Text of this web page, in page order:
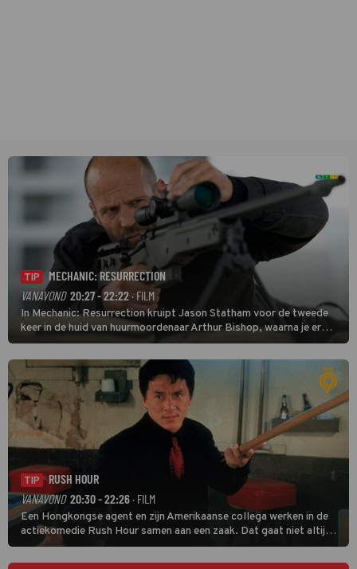
TIP
MECHANIC: RESURRECTION
VANAVOND 20:27 - 22:22· FILM
In Mechanic: Resurrection kruipt Jason Statham voor de tweede
keer in de huid van huurmoordenaar Arthur Bishop, waarna je er
donder op kunt zeggen dat er van Bishops geplande pensioen niet
veel terechtkomt.
TIP
RUSH HOUR
VANAVOND 20:30 - 22:26 · FILM
Een Hongkongse agent en zijn Amerikaanse collega werken in de
actiekomedie Rush Hour samen aan een zaak. Dat gaat niet altijd
van een leien dakje.